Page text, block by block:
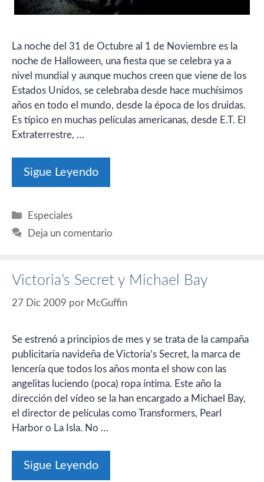
La noche del 31 de Octubre al 1 de Noviembre es la
noche de Halloween, una fiesta que se celebra ya a
nivel mundial y aunque muchos creen que viene de los
Estados Unidos, se celebraba desde hace muchísimos
años en todo el mundo, desde la época de los druidas.
Es típico en muchas películas americanas, desde E.T. El
Extraterrestre, …
Sigue Leyendo
Categorías
Especiales
Deja un comentario
Victoria’s Secret y Michael Bay
27 Dic 2009 por McGuffin
Se estrenó a principios de mes y se trata de la campaña
publicitaria navideña de Victoria’s Secret, la marca de
lencería que todos los años monta el show con las
angelitas luciendo (poca) ropa íntima. Este año la
dirección del vídeo se la han encargado a Michael Bay,
el director de películas como Transformers, Pearl
Harbor o La Isla. No …
Sigue Leyendo